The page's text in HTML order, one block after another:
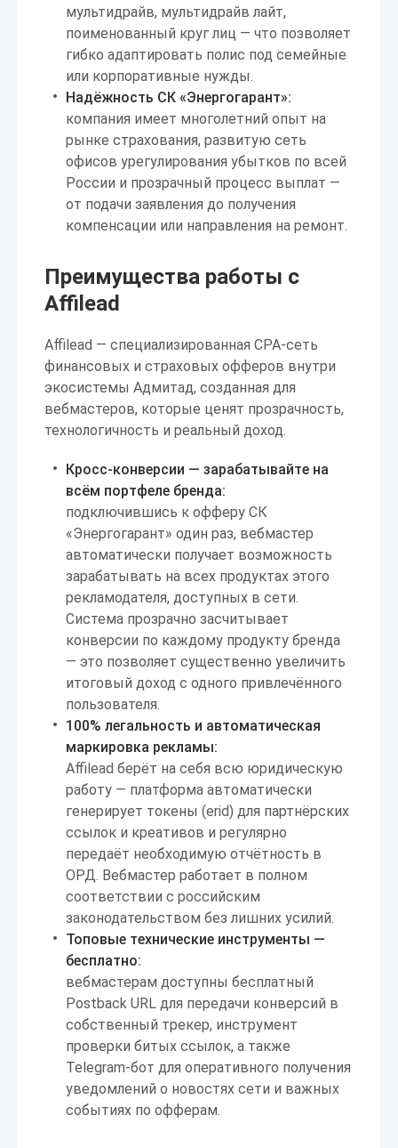
мультидрайв, мультидрайв лайт,
поименованный круг лиц — что позволяет
гибко адаптировать полис под семейные
или корпоративные нужды.
Надёжность СК «Энергогарант»:
компания имеет многолетний опыт на
рынке страхования, развитую сеть
офисов урегулирования убытков по всей
России и прозрачный процесс выплат —
от подачи заявления до получения
компенсации или направления на ремонт.
Преимущества работы с
Affilead
Affilead — специализированная CPA-сеть
финансовых и страховых офферов внутри
экосистемы Адмитад, созданная для
вебмастеров, которые ценят прозрачность,
технологичность и реальный доход.
Кросс-конверсии — зарабатывайте на
всём портфеле бренда:
подключившись к офферу СК
«Энергогарант» один раз, вебмастер
автоматически получает возможность
зарабатывать на всех продуктах этого
рекламодателя, доступных в сети.
Система прозрачно засчитывает
конверсии по каждому продукту бренда
— это позволяет существенно увеличить
итоговый доход с одного привлечённого
пользователя.
100% легальность и автоматическая
маркировка рекламы:
Affilead берёт на себя всю юридическую
работу — платформа автоматически
генерирует токены (erid) для партнёрских
ссылок и креативов и регулярно
передаёт необходимую отчётность в
ОРД. Вебмастер работает в полном
соответствии с российским
законодательством без лишних усилий.
Топовые технические инструменты —
бесплатно:
вебмастерам доступны бесплатный
Postback URL для передачи конверсий в
собственный трекер, инструмент
проверки битых ссылок, а также
Telegram-бот для оперативного получения
уведомлений о новостях сети и важных
событиях по офферам.